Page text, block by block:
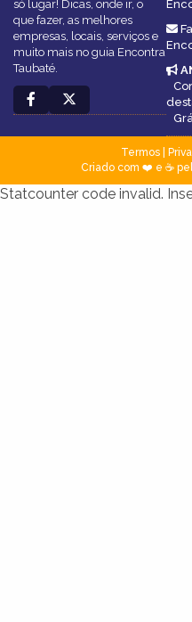
só lugar! Dicas, onde ir, o
que fazer, as melhores
empresas, locais, serviços e
muito mais no guia Encontra
Taubaté.
Termos|
Criado com ❤️ e ☕
Statcounter code invalid.